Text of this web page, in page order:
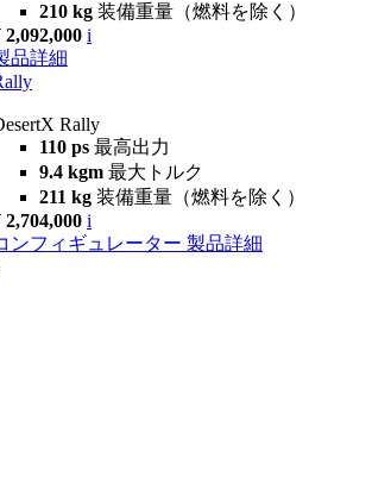
210 kg 装備重量（燃料を除く）
2,092,000 i
品詳細
Rally
110 ps 最高出力
9.4 kgm 最大トルク
211 kg 装備重量（燃料を除く）
2,704,000 i
ンフィギュレーター 製品詳細